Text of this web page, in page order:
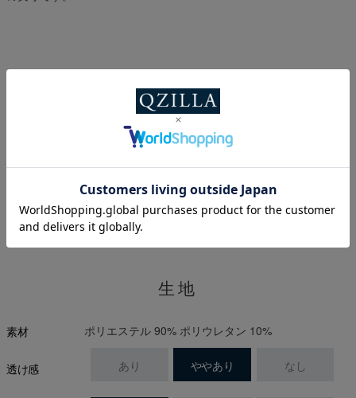
水辺やプールなどのアクティビティに対応し、街中でも着られるユ
ーティリティなショーツです。
※プライベートブラウズ(シークレットモード)ではスタイル画像が表
示されない場合がございます。
生地
素材 ポリエステル 90% ポリウレタン 10%
透け感 あり ややあり なし